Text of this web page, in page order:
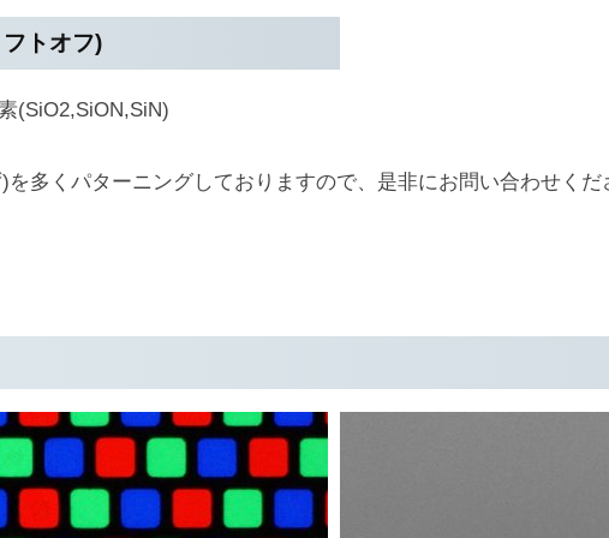
トオフ)
(SiO2,SiON,SiN)
多くパターニングしておりますので、是非にお問い合わせくだ